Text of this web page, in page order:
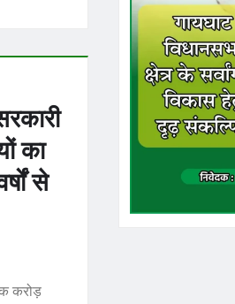
का
से
करोड़